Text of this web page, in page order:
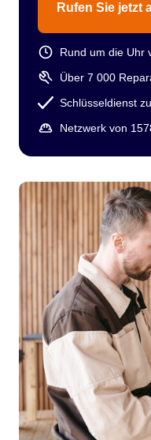
Rufen Sie jetzt
Rund um die Uhr
Über 7 000
Schlüsseldienst
Netzwerk von